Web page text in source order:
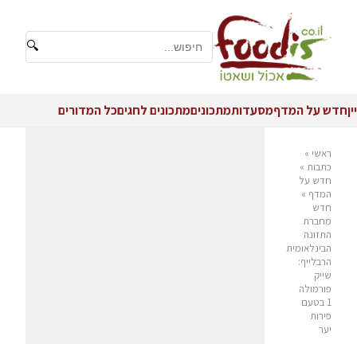
🔍
ייןחדש על המדףמסעדותמתכוניםמתכונים לחגיםכל המדורים
ראשי »
כתבות »
חדש על
המדף »
חדש
מחברת
התזונה
הבינלאומית
הרבלייף:
שייק
פורמולה
1 בטעם
פירות
יער